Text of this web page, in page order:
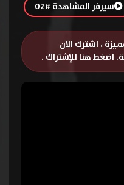
سيرفر المشاهدة #02
، اشترك الان
اضغط هنا للإشتراك .